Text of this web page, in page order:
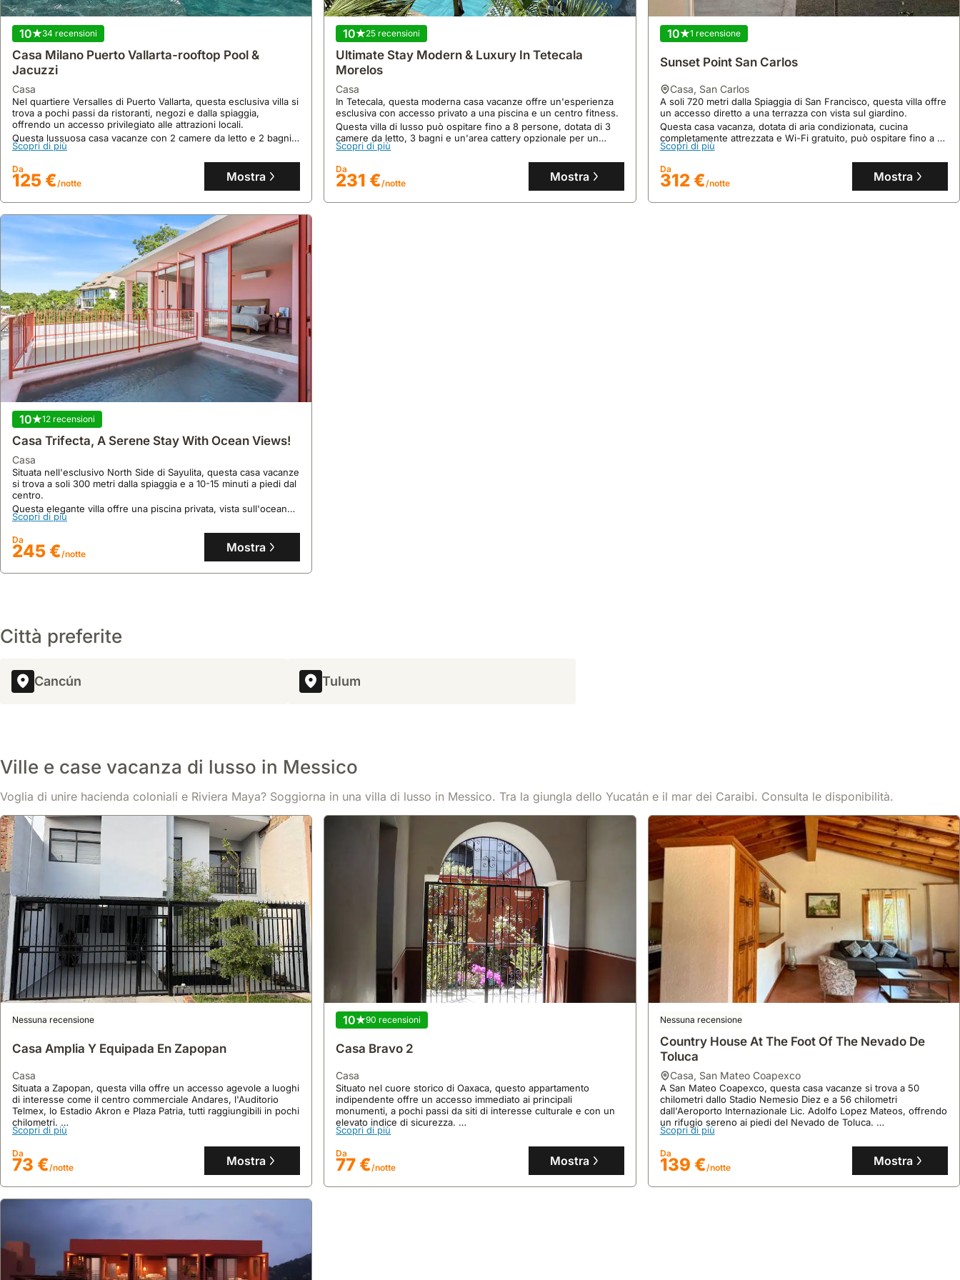
10 9 recensioni
Casa De Los Arcos
casa
Nel quartiere tranquillo di Le Pêcheur, questa casa per vacanze
offre un rifugio sereno, a pochi passi da attrazioni locali,
garantendo un soggiorno indisturbato.
Questa accogliente villa, perfetta per 6 ospiti con 2 camere da
letto e 1 bagno, dispone di cucina attrezzata con frigorifero,
congelatore e microonde, e promette un'esperienza di "casa
lontano da casa".
Scopri di più
129 € Mostra
10 3 recensioni
Hermosa Y Elegante Suite En El Bosque
baita
Immersa nella natura incontaminata tra pini, questa elegante
suite si trova a soli 3 minuti dalla strada principale,
strategicamente posizionata vicino a Valle de Bravo e Avándaro,
Nessuna recensione
Cabaña Roble Boutique En Avándaro, Valle De
Bravo
Ad Avándaro, questa casa vacanze si trova a 8 chilometri dalle
Cascate Velo de Novia e a 83 chilometri dall'Aeroporto
Internazionale Lic. Adolfo López Mateos.
10 76 recensioni
casa
18 persone, vanta un cortile centrale con piscina, un centro
fitness e accesso al tetto con vista sulla città, rappresentando
una casa vacanze perfetta per gruppi numerosi.
Da
502 €
10 34 recensioni
Casa Milano Puerto Vallarta-rooftop Pool &
Jacuzzi
casa
Nel quartiere Versalles di Puerto Vallarta, questa esclusiva villa si
trova a pochi passi da ristoranti, negozi e dalla spiaggia,
offrendo un accesso privilegiato alle attrazioni locali.
Questa lussuosa casa vacanze con 2 camere da letto e 2 bagni
può ospitare fino a 4 persone, vanta una splendida piscina sul
tetto con vista panoramica sulla Baia di Banderas e una cucina
completamente attrezzata.
Scopri di più
Da
125 €/notte Mostra
10 25 recensioni
Ultimate Stay Modern & Luxury In Tetecala
Morelos
casa
In Tetecala, questa moderna casa vacanze offre un'esperienza
esclusiva con accesso privato a una piscina e un centro fitness.
Questa villa di lusso può ospitare fino a 8 persone, dotata di 3
camere da letto, 3 bagni e un'area cattery opzionale per un
soggiorno unico.
Scopri di più
Da
231 €/notte Mostra
10 1 recensione
Sunset Point San Carlos
casa, San Carlos
A soli 720 metri dalla Spiaggia di San Francisco, questa villa offre
un accesso diretto a una terrazza con vista sul giardino.
Questa casa vacanza, dotata di aria condizionata, cucina
completamente attrezzata e Wi-Fi gratuito, può ospitare fino a 19
persone e dispone di parcheggio privato.
Scopri di più
Da
312 €/notte Mostra
10 12 recensioni
Casa Trifecta, A Serene Stay With Ocean Views!
casa
Situata nell'esclusivo North Side di Sayulita, questa casa vacanze
si trova a soli 300 metri dalla spiaggia e a 10-15 minuti a piedi dal
centro.
Questa elegante villa offre una piscina privata, vista sull'oceano
e un'area living open-space che si apre su un patio spazioso,
Scopri di più
Da
245 €/notte Mostra
Città preferite
Cancún Tulum
Ville e case vacanza di lusso in Messico
Voglia di unire hacienda coloniali e Riviera Maya? Soggiorna in una villa di lusso in Messico. Tra la giungla dello Yucatán e il mar dei Caraibi. Consulta le disponibilità.
Nessuna recensione
Casa Amplia Y Equipada En Zapopan
casa
Situata a Zapopan, questa villa offre un accesso agevole a luoghi
di interesse come il centro commerciale Andares, l'Auditorio
Telmex, lo Estadio Akron e Plaza Patria, tutti raggiungibili in pochi
chilometri.
Questa casa vacanza dispone di 3 camere da letto, 2 bagni e
mezzo, una cucina attrezzata e un giardino, ospitando
comodamente fino a 6 persone per un soggiorno rilassante.
Scopri di più
Da
73 €/notte Mostra
10 90 recensioni
Casa Bravo 2
casa
Situato nel cuore storico di Oaxaca, questo appartamento
indipendente offre un accesso immediato ai principali
monumenti, a pochi passi da siti di interesse culturale e con un
elevato indice di sicurezza.
Questa accogliente casa vacanze, ideale per 4 ospiti, dispone di
2 camere da letto, 1 bagno e una cucina attrezzata con
frigorifero, offrendo un'esperienza autentica nel patrimonio
coloniale della città.
Scopri di più
Da
77 €/notte Mostra
Nessuna recensione
Country House At The Foot Of The Nevado De
Toluca
casa, San Mateo Coapexco
A San Mateo Coapexco, questa casa vacanze si trova a 50
chilometri dallo Stadio Nemesio Diez e a 56 chilometri
dall'Aeroporto Internazionale Lic. Adolfo Lopez Mateos, offrendo
un rifugio sereno ai piedi del Nevado de Toluca.
Questa spaziosa villa, ideale per 15 ospiti, vanta una cucina
attrezzata, Wi-Fi gratuito, parcheggio privato e un'ampia terrazza
con vista sulle montagne, perfetta per godersi la tranquillità della
campagna.
Scopri di più
Da
139 €/notte Mostra